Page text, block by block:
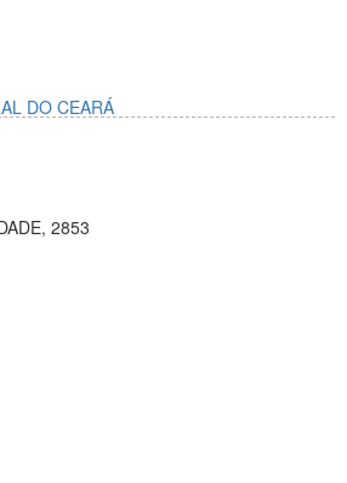
DO CEARÁ
2853